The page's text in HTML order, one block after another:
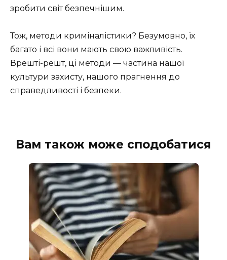
зробити світ безпечнішим.
Тож, методи криміналістики? Безумовно, їх
багато і всі вони мають свою важливість.
Врешті-решт, ці методи — частина нашої
культури захисту, нашого прагнення до
справедливості і безпеки.
Вам також може сподобатися